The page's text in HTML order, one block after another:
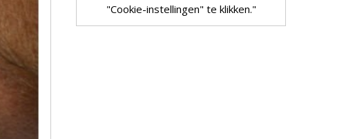
"Cookie-instellingen" te klikken."